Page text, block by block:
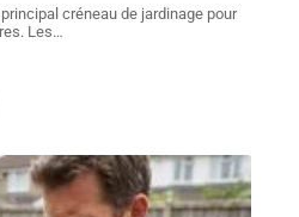
créneau de jardinage pour
Les…